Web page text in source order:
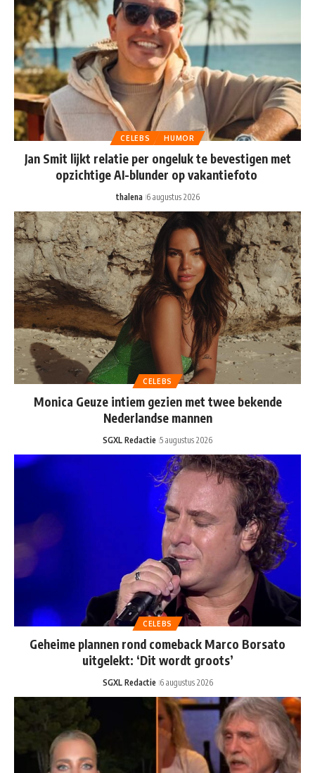
CELEBS HUMOR
Jan Smit lijkt relatie per ongeluk te bevestigen met
opzichtige AI-blunder op vakantiefoto
thalena 6 augustus 2026
CELEBS
Monica Geuze intiem gezien met twee bekende
Nederlandse mannen
SGXL Redactie 5 augustus 2026
CELEBS
Geheime plannen rond comeback Marco Borsato
uitgelekt: ‘Dit wordt groots’
SGXL Redactie 6 augustus 2026